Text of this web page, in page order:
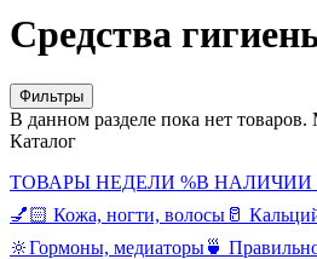
Средства
Фильтры
В данном разделе пока нет
Каталог
ТОВАРЫ НЕДЕЛИ %В НАЛИЧИИ
💅🏻 Кожа, ногти, волосы 🥛
🔆Гормоны, медиаторы🍵